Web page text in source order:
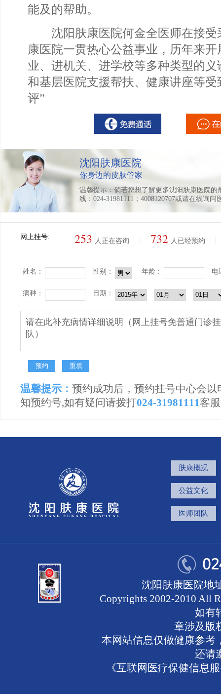
能及的帮助。
沈阳肤康医院何金全医师在接受
康医院一贯热心公益事业，历年来
业、进机关、进学校等多种类型的
和基层医院支援帮扶、健康讲座等
评”
沈阳肤康医院
你身边的皮肤管家
温馨提示：倘若您想了解更多沈阳肤康医院
线：024-31981111；4008120707或请在线询问
网上挂号: 253 人正在咨询 732 人已经预约
姓名： 性别： 年龄： 电
病种： 日期：
温馨提示： 预约成功后，预约挂号中心会
知预约号,如有疑问请拨打024-31981111客
肤康概况
公益文化
医师团队
沈阳肤康医院地
Copyrights 2002-2010 All
如有
章涉及版
本网站信息仅做健康参考
还请
《互联网医疗保健信息